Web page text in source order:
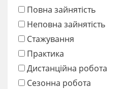
Повна зайнятість
Неповна зайнятість
Стажування
Практика
Дистанційна робота
Сезонна робота